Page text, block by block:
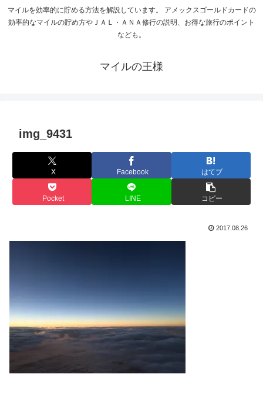
マイルを効率的に貯める方法を解説しています。 アメックスゴールドカードの
効率的なマイルの貯め方やＪＡＬ・ＡＮＡ修行の説明、お得な旅行のポイント
なども。
マイルの王様
img_9431
X Facebook はてブ
Pocket LINE コピー
2017.08.26